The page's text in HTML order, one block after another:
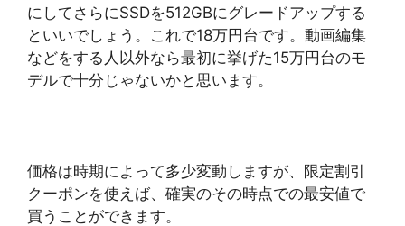
にしてさらにSSDを512GBにグレードアップする
といいでしょう。これで18万円台です。動画編集
などをする人以外なら最初に挙げた15万円台のモ
デルで十分じゃないかと思います。
価格は時期によって多少変動しますが、限定割引
クーポンを使えば、確実のその時点での最安値で
買うことができます。